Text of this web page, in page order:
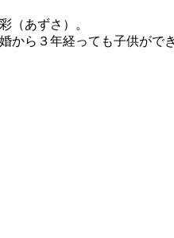
（あずさ）。
から３年経っても子供が